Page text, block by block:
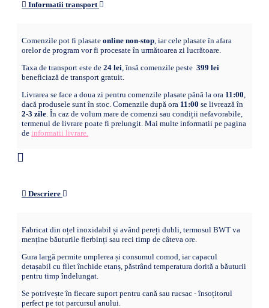
Informatii transport
Comenzile pot fi plasate online non-stop, iar cele plasate în afara
orelor de program vor fi procesate în următoarea zi lucrătoare.
Taxa de transport este de 24 lei, însă comenzile peste 399 lei
beneficiază de transport gratuit.
Livrarea se face a doua zi pentru comenzile plasate până la ora 11:00,
dacă produsele sunt în stoc. Comenzile după ora 11:00 se livrează în
2-3 zile. În caz de volum mare de comenzi sau condiții nefavorabile,
termenul de livrare poate fi prelungit. Mai multe informatii pe pagina
de informatii livrare.
Descriere
Fabricat din oțel inoxidabil și având pereți dubli, termosul BWT va
menține băuturile fierbinți sau reci timp de câteva ore.
Gura largă permite umplerea și consumul comod, iar capacul
detașabil cu filet închide etanș, păstrând temperatura dorită a băuturii
pentru timp îndelungat.
Se potrivește în fiecare suport pentru cană sau rucsac - însoțitorul
perfect pe tot parcursul anului.